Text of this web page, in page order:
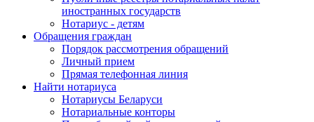
иностранных государств
Нотариус - детям
Обращения граждан
Порядок рассмотрения обращений
Личный прием
Прямая телефонная линия
Найти нотариуса
Нотариусы Беларуси
Нотариальные конторы